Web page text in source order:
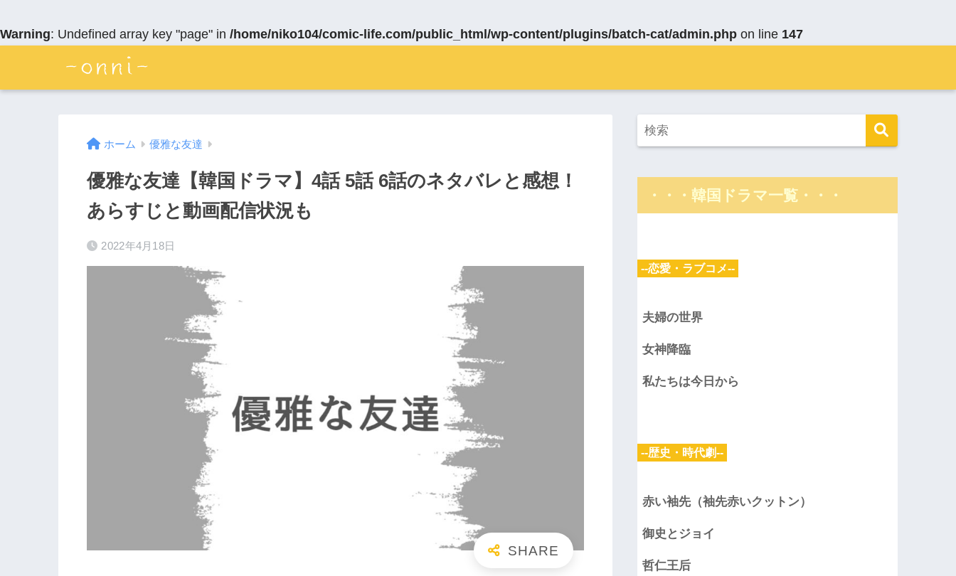
Warning: Undefined array key "page" in /home/niko104/comic-life.com/public_html/wp-content/plugins/batch-cat/admin.php on line 147
ホーム 優雅な友達
優雅な友達【韓国ドラマ】4話 5話 6話のネタバレと感想！
あらすじと動画配信状況も
2022年4月18日
・・・韓国ドラマ一覧・・・
--恋愛・ラブコメ--
夫婦の世界
女神降臨
私たちは今日から
--歴史・時代劇--
赤い袖先（袖先赤いクットン）
御史とジョイ
哲仁王后